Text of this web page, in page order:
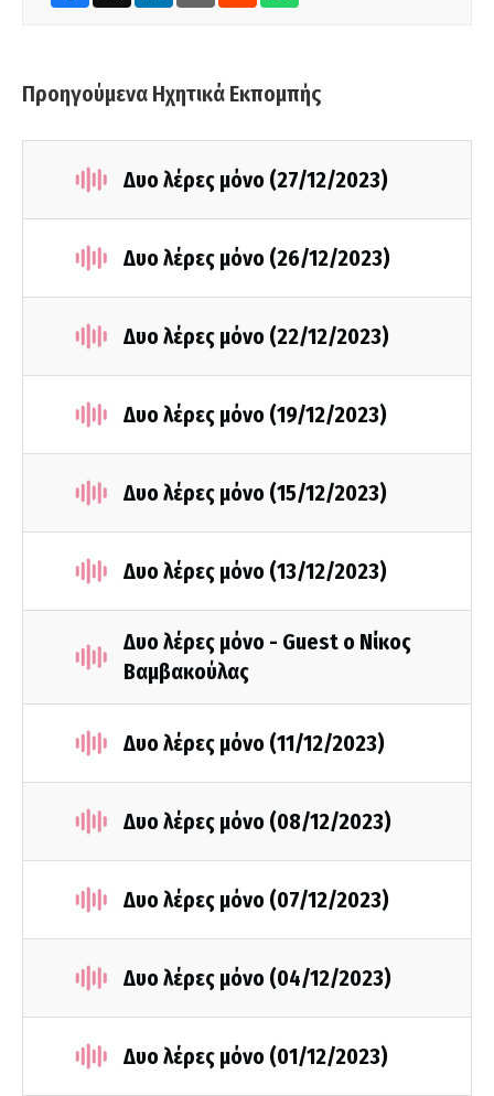
Προηγούμενα Ηχητικά Εκπομπής
Δυο λέρες μόνο (27/12/2023)
Δυο λέρες μόνο (26/12/2023)
Δυο λέρες μόνο (22/12/2023)
Δυο λέρες μόνο (19/12/2023)
Δυο λέρες μόνο (15/12/2023)
Δυο λέρες μόνο (13/12/2023)
Δυο λέρες μόνο - Guest ο Νίκος
Βαμβακούλας
Δυο λέρες μόνο (11/12/2023)
Δυο λέρες μόνο (08/12/2023)
Δυο λέρες μόνο (07/12/2023)
Δυο λέρες μόνο (04/12/2023)
Δυο λέρες μόνο (01/12/2023)